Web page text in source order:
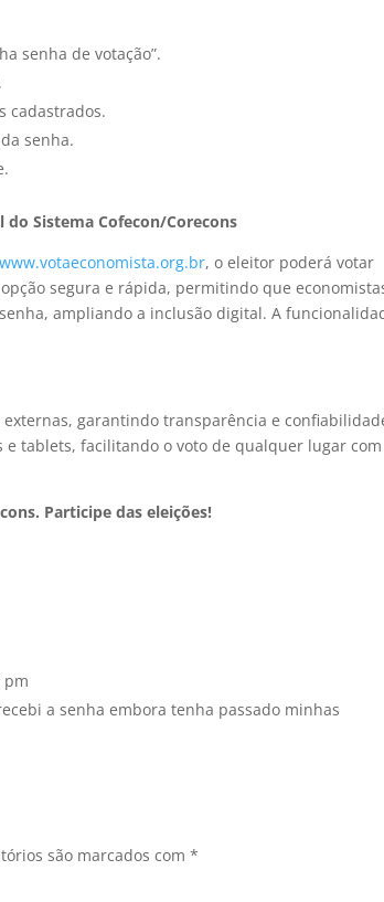
senha de votação”.
cadastrados.
senha.
Sistema Cofecon/Corecons
www.votaeconomista.org.br, o eleitor poderá votar
segura e rápida, permitindo que
ampliando a inclusão digital. A
garantindo transparência e
tablets, facilitando o voto de qualquer lugar com
Participe das eleições!
pm
a senha embora tenha passado minhas
são marcados com*